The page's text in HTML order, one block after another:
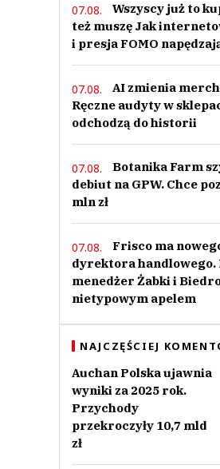
07.08.
Wszyscy już to
też muszę Jak
i presja FOMO
07.08.
AI zmienia
Ręczne audyty w
odchodzą do historii
07.08.
Botanika Farm
debiut na GPW. Chce
mln zł
07.08.
Frisco ma
dyrektora handlowego.
menedżer Żabki i
nietypowym apelem
NAJCZĘŚCIEJ
Auchan Polska ujawnia
wyniki za 2025 rok.
Przychody
przekroczyły 10,7 mld
zł